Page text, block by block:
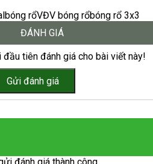
bóng rổVĐV bóng rổbóng rổ 3x3
ĐÁNH GIÁ
đầu tiên đánh giá cho bài viết này!